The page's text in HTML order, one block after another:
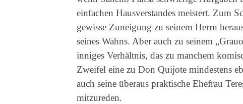
einfachen Hausverstandes meistert. Zum
gewisse Zuneigung zu seinem Herrn
seines Wahns. Aber auch zu seinem
inniges Verhältnis, das zu manchem
Zweifel eine zu Don Quijote mindestens
auch seine überaus praktische Ehefrau
mitzureden.